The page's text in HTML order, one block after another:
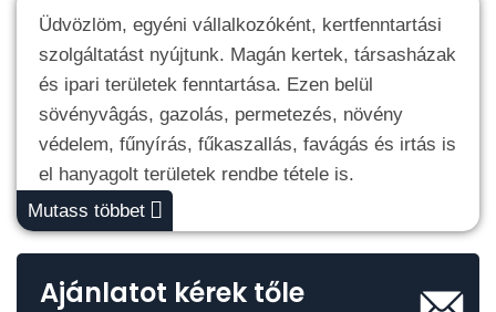
Üdvözlöm, egyéni vállalkozóként, kertfenntartási
szolgáltatást nyújtunk. Magán kertek, társasházak
és ipari területek fenntartása. Ezen belül
sövényvâgás, gazolás, permetezés, növény
védelem, fűnyírás, fűkaszallás, favágás és irtás is
el hanyagolt területek rendbe tétele is.
Mutass többet
Ajánlatot kérek tőle